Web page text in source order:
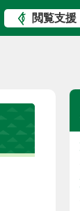
閲覧支援